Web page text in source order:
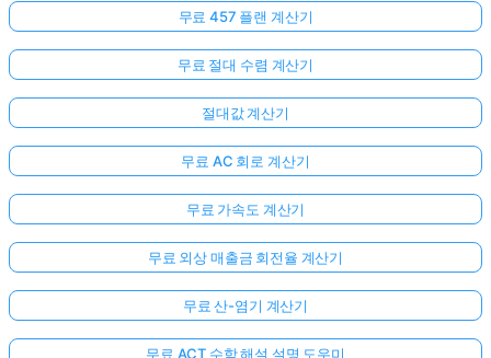
무료 457 플랜 계산기
무료 절대 수렴 계산기
절대값 계산기
무료 AC 회로 계산기
무료 가속도 계산기
무료 외상 매출금 회전율 계산기
무료 산-염기 계산기
무료 ACT 수학 해설 설명 도우미